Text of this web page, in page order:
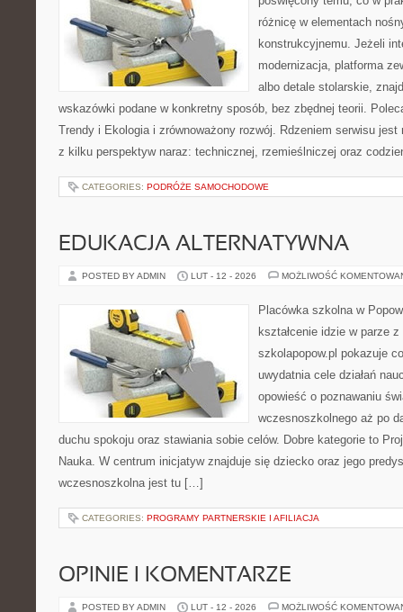
różnicę w elementach
konstrukcyjnemu. Jeżeli
modernizacja, platforma
albo detale stolarskie,
wskazówki podane w konkretny sposób, bez zbędnej teorii.
Trendy i Ekologia i zrównoważony rozwój. Rdzeniem serwisu jest
z kilku perspektyw naraz: technicznej, rzemieślniczej oraz
CATEGORIES: PODRÓŻE SAMOCHODOWE
EDUKACJA ALTERNATYWNA
POSTED BY ADMIN LUT - 12 - 2026 MOŻLIWOŚĆ
Placówka szkolna w
kształcenie idzie w parze
szkolapopow.pl pokazuje
uwydatnia cele działań
opowieść o poznawaniu
wczesnoszkolnego aż po
duchu spokoju oraz stawiania sobie celów. Dobre kategorie to
Nauka. W centrum inicjatyw znajduje się dziecko oraz jego
wczesnoszkolna jest tu […]
CATEGORIES: PROGRAMY PARTNERSKIE I AFILIACJA
OPINIE I KOMENTARZE
POSTED BY ADMIN LUT - 12 - 2026 MOŻLIWOŚĆ